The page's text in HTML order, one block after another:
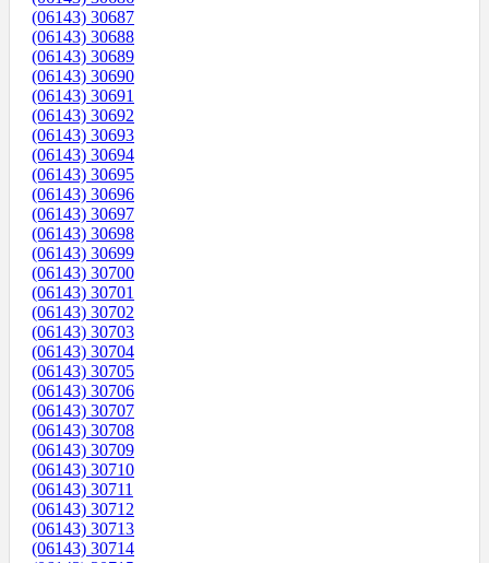
(06143) 30687
(06143) 30688
(06143) 30689
(06143) 30690
(06143) 30691
(06143) 30692
(06143) 30693
(06143) 30694
(06143) 30695
(06143) 30696
(06143) 30697
(06143) 30698
(06143) 30699
(06143) 30700
(06143) 30701
(06143) 30702
(06143) 30703
(06143) 30704
(06143) 30705
(06143) 30706
(06143) 30707
(06143) 30708
(06143) 30709
(06143) 30710
(06143) 30711
(06143) 30712
(06143) 30713
(06143) 30714